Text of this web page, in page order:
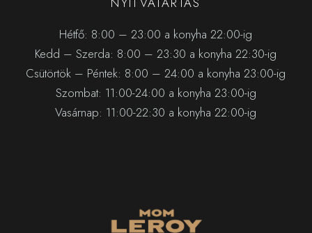
Hétfő: 8:00 – 23:00 a konyha 22:00-ig
Kedd – Szerda: 8:00 – 23:30 a konyha 22:30-ig
Csütörtök – Péntek: 8:00 – 24:00 a konyha 23:00-ig
Szombat: 11:00-24:00 a konyha 23:00-ig
Vasárnap: 11:00-22:30 a konyha 22:00-ig